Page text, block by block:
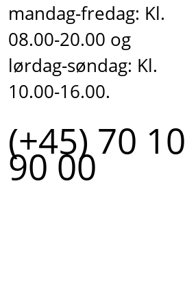
mandag-fredag: Kl.
08.00-20.00 og
lørdag-søndag: Kl.
10.00-16.00.
(+45) 70 10
90 00